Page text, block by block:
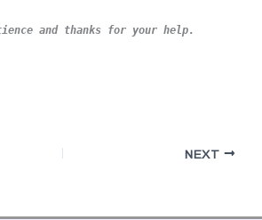
and thanks for your help.
NEXT